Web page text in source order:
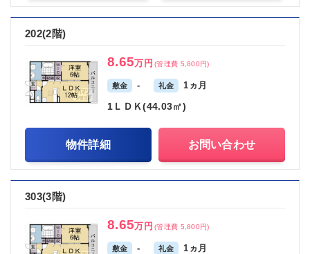
202(2階)
8.65万円 (管理費 5,800円)
敷金 - 礼金 1ヵ月
1ＬＤＫ(44.03㎡)
物件詳細 お問い合わせ
303(3階)
8.65万円 (管理費 5,800円)
敷金 - 礼金 1ヵ月